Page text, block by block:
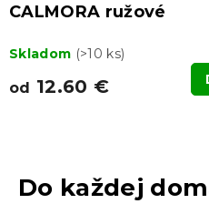
CALMORA ružové
Skladom (>10 ks)
od 12.60 €
Do každej